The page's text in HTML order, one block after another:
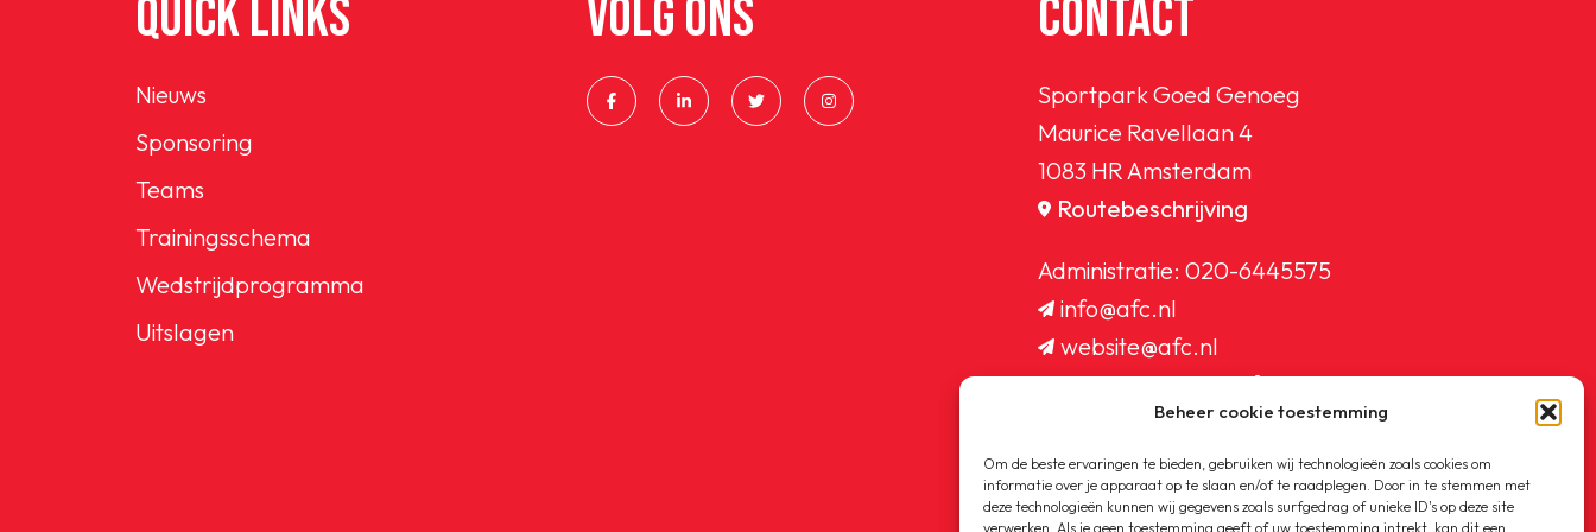
Beheer cookie toestemming
Om de beste ervaringen te bieden, gebruiken wij technologieën zoals cookies om
informatie over je apparaat op te slaan en/of te raadplegen. Door in te stemmen met
deze technologieën kunnen wij gegevens zoals surfgedrag of unieke ID's op deze site
verwerken. Als je geen toestemming geeft of uw toestemming intrekt, kan dit een
QUICK LINKS
Nieuws
Sponsoring
Teams
Trainingsschema
Wedstrijdprogramma
Uitslagen
VOLG ONS CONTACT
Sportpark Goed Genoeg
Maurice Ravellaan 4
1083 HR Amsterdam
Routebeschrijving
Administratie: 020-6445575
info@afc.nl
website@afc.nl
wedstrijdzaken@afc.nl
ledenadministratie@afc.nl